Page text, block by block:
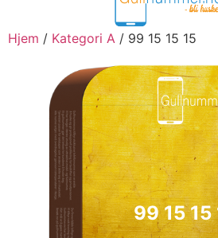
Hjem / Kategori A / 99 15 15 15
99 15 15